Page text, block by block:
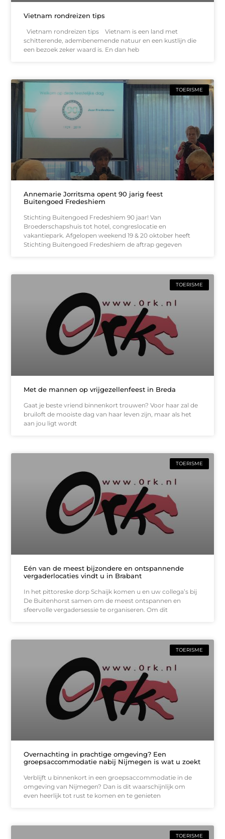
Vietnam rondreizen tips
Vietnam rondreizen tips Vietnam is een land met
schitterende, adembenemende natuur en een kustlijn die
een bezoek zeker waard is. En dan heb
TOERISME
Annemarie Jorritsma opent 90 jarig feest
Buitengoed Fredeshiem
Stichting Buitengoed Fredeshiem 90 jaar! Van
Broederschapshuis tot hotel, congreslocatie en
vakantiepark. Afgelopen weekend 19 & 20 oktober heeft
Stichting Buitengoed Fredeshiem de aftrap gegeven
TOERISME
Met de mannen op vrijgezellenfeest in Breda
Gaat je beste vriend binnenkort trouwen? Voor haar zal de
bruiloft de mooiste dag van haar leven zijn, maar als het
aan jou ligt wordt
TOERISME
Eén van de meest bijzondere en ontspannende
vergaderlocaties vindt u in Brabant
In het pittoreske dorp Schaijk komen u en uw collega’s bij
De Buitenhorst samen om de meest ontspannen en
sfeervolle vergadersessie te organiseren. Om dit
TOERISME
Overnachting in prachtige omgeving? Een
groepsaccommodatie nabij Nijmegen is wat u zoekt
Verblijft u binnenkort in een groepsaccommodatie in de
omgeving van Nijmegen? Dan is dit waarschijnlijk om
even heerlijk tot rust te komen en te genieten
TOERISME